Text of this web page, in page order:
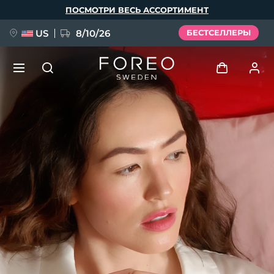
ПОСМОТРИ ВЕСЬ АССОРТИМЕНТ
US 8/10/26 БЕСТСЕЛЛЕРЫ
Войти
Профиль пользователя
Мои приборы
Мои заказы
Мои адреса
Мои подписки
FAQ™ Pure Beauty-Tech Elixir
BREAKING NEWS
issa™ Teeth Whitening Set
Язык
English Deutsch
Español
Français
Português
Polski
Svenska
Русский
Türkçe
简体中文 繁體中文